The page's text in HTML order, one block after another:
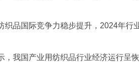
织品国际竞争力稳步提升，2024年行
，我国产业用纺织品行业经济运行呈